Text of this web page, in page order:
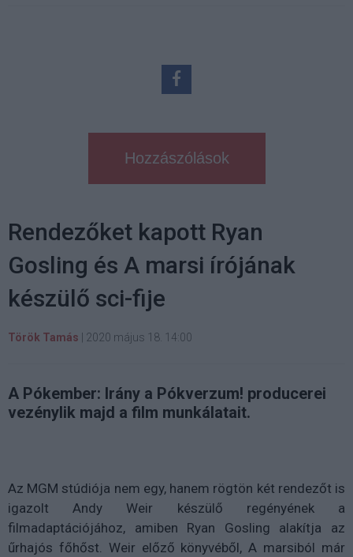
Hozzászólások
Rendezőket kapott Ryan
Gosling és A marsi írójának
készülő sci-fije
Török Tamás 2020 május 18. 14:00
A Pókember: Irány a Pókverzum! producerei
vezénylik majd a film munkálatait.
Az MGM stúdiója nem egy, hanem rögtön két rendezőt is
igazolt Andy Weir készülő regényének a
filmadaptációjához, amiben Ryan Gosling alakítja az
űrhajós főhőst. Weir előző könyvéből, A marsiból már